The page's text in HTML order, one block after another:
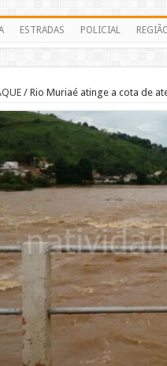
ESTRADAS POLICIAL
/ Rio Muriaé atinge a cota de